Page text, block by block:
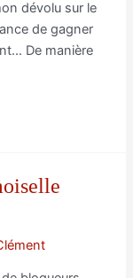
dévolu sur le
de gagner
De manière